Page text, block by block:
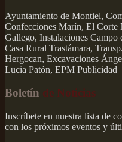
Ayuntamiento de Montiel,
Confecciones Marín, El Corte
Gallego, Instalaciones
Casa Rural Trastámara,
Hergocan, Excavaciones
Lucia Patón, EPM Publicidad
Boletín de Noticias
Inscríbete en nuestra lista de
con los próximos eventos y